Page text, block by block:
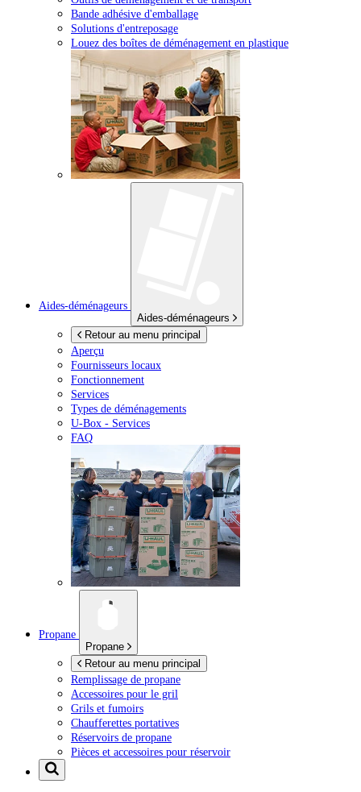
Bande adhésive d'emballage
Solutions d'entreposage
Louez des boîtes de déménagement en plastique
Aides-déménageurs
Aides-déménageurs
Retour au menu principal
Aperçu
Fournisseurs locaux
Fonctionnement
Services
Types de déménagements
U-Box - Services
FAQ
Propane
Propane
Retour au menu principal
Remplissage de propane
Accessoires pour le gril
Grils et fumoirs
Chaufferettes portatives
Réservoirs de propane
Pièces et accessoires pour réservoir